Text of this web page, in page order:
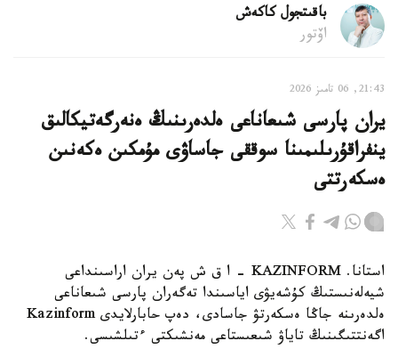
باقىتجول كاكەش
اۆتور
21:43, 06 تامىز 2026
يران پارسى شىعاناعى ەلدەرىنىڭ ەنەرگەتيكالىق
ينفراقۇرىلىمىنا سوققى جاساۋى مۇمكىن ەكەنىن
ەسكەرتتى
استانا. KAZINFORM - ا ق ش پەن يران اراسىنداعى
شيەلەنىستىڭ كۇشەيۋى اياسىندا تەگەران پارسى شىعاناعى
ەلدەرىنە جاڭا ەسكەرتۋ جاسادى، دەپ حابارلايدى Kazinform
اگەنتتىگىنىڭ تاياۋ شىعىستاعى مەنشىكتى ءتىلشىسى.